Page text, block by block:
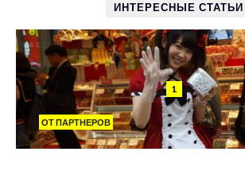
ИНТЕРЕСНЫЕ СТАТЬИ
1
ОТ ПАРТНЕРОВ